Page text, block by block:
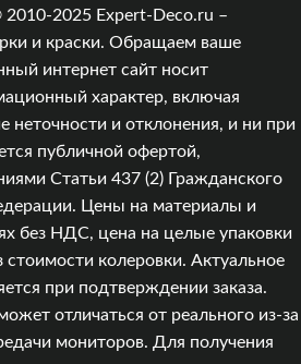
2025 Expert-Deco.ru –
и краски. Обращаем ваше
интернет сайт носит
характер, включая
неточности и отклонения, и ни при
публичной офертой,
Статьи 437 (2) Гражданского
Цены на материалы и
без НДС, цена на целые упаковки
стоимости колеровки. Актуальное
при подтверждении заказа.
отличаться от реального из‑за
мониторов. Для получения